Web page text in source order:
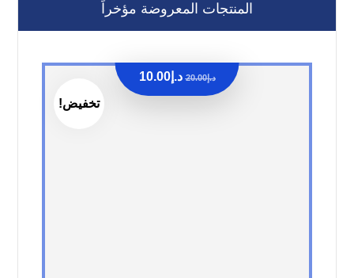
المنتجات المعروضة مؤخراً
تخفيض!
د.إ20.00 د.إ10.00